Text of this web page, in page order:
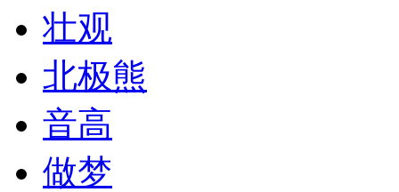
壮观
北极熊
音高
做梦